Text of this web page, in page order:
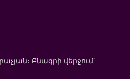
Բնագրի վերջում՝